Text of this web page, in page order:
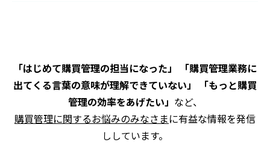
「はじめて購買管理の担当になった」 「購買管理業務に
出てくる言葉の意味が理解できていない」 「もっと購買
管理の効率をあげたい」 など、
購買管理に関するお悩みのみなさまに有益な情報を発信
ししています。